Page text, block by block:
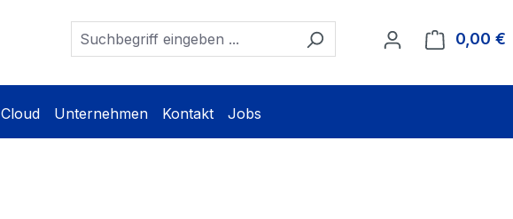
0,00 €
Cloud Unternehmen Kontakt Jobs